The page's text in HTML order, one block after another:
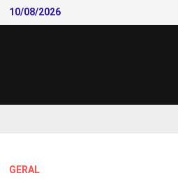
Skip
to
10/08/2026
GERAL